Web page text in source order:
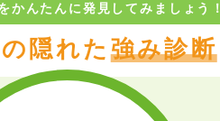
かんたんに発見してみましょう！
隠れた強み診断